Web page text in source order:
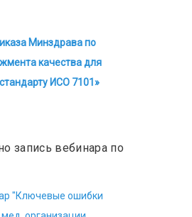
Минздрава по
качества для
ИСО 7101»
запись вебинара по